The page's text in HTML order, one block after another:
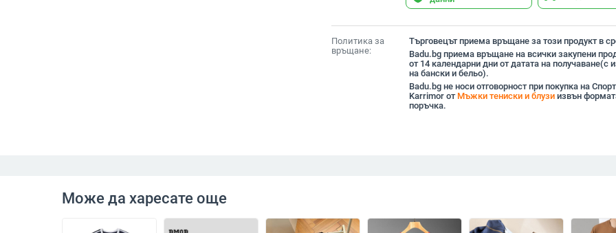
Политика за
връщане:
Търговецът приема връщане за този продукт в
Badu.bg приема връщане на всички закупени
от 14 календарни дни от датата на получаване(с
на бански и бельо).
Badu.bg не носи отговорност при покупка на
Karrimor от Мъжки тениски и блузиизвън
поръчка.
Може да харесате още